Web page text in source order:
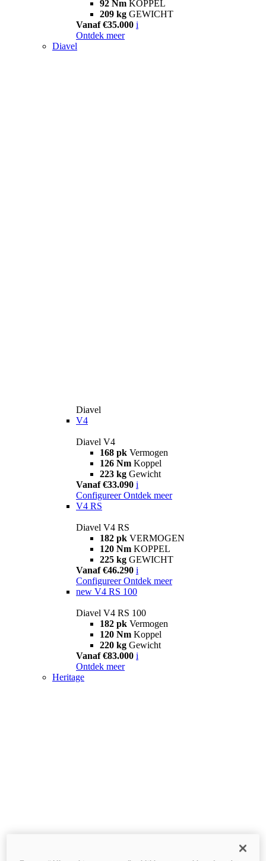
92 Nm KOPPEL
209 kg GEWICHT
Vanaf €35.000 i
Ontdek meer
Diavel
Diavel
V4
Diavel V4
168 pk Vermogen
126 Nm Koppel
223 kg Gewicht
Vanaf €33.090 i
Configureer Ontdek meer
V4 RS
Diavel V4 RS
182 pk VERMOGEN
120 Nm KOPPEL
225 kg GEWICHT
Vanaf €46.290 i
Configureer Ontdek meer
new V4 RS 100
Diavel V4 RS 100
182 pk Vermogen
120 Nm Koppel
220 kg Gewicht
Vanaf €83.000 i
Ontdek meer
Heritage